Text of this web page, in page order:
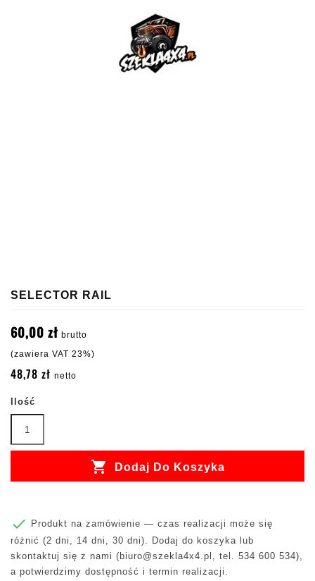
SELECTOR RAIL
60,00 zł brutto
(zawiera VAT 23%)
48,78 zł netto
Ilość
 Dodaj Do Koszyka

Produkt na zamówienie — czas realizacji może się
różnić (2 dni, 14 dni, 30 dni). Dodaj do koszyka lub
skontaktuj się z nami ( biuro@szekla4x4.pl , tel. 534 600 534),
a potwierdzimy dostępność i termin realizacji.